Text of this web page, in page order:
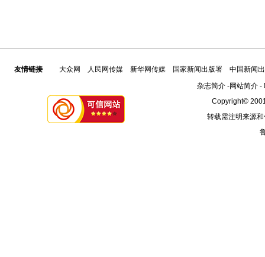
友情链接 大众网 人民网传媒 新华网传媒 国家新闻出版署
中国新闻
杂志简介-网站简介-
Copyright©
转载需注明来源